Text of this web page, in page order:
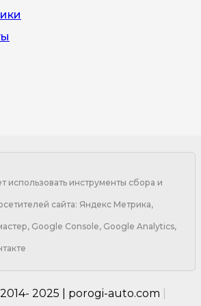
использовать инструменты сбора и
сайта: Яндекс Метрика,
Google Console, Google Analytics,
2025 | porogi-auto.com